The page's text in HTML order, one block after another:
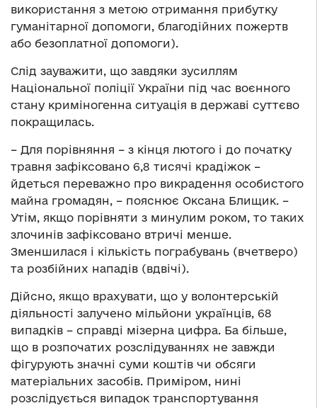
використання з метою отримання прибутку
гуманітарної допомоги, благодійних пожертв
або безоплатної допомоги).
Слід зауважити, що завдяки зусиллям
Національної поліції України під час воєнного
стану криміногенна ситуація в державі суттєво
покращилась.
– Для порівняння – з кінця лютого і до початку
травня зафіксовано 6,8 тисячі крадіжок –
йдеться переважно про викрадення особистого
майна громадян, – пояснює Оксана Блищик. –
Утім, якщо порівняти з минулим роком, то таких
злочинів зафіксовано втричі менше.
Зменшилася і кількість пограбувань (вчетверо)
та розбійних нападів (вдвічі).
Дійсно, якщо врахувати, що у волонтерській
діяльності залучено мільйони українців, 68
випадків – справді мізерна цифра. Ба більше,
що в розпочатих розслідуваннях не завжди
фігурують значні суми коштів чи обсяги
матеріальних засобів. Приміром, нині
розслідується випадок транспортування